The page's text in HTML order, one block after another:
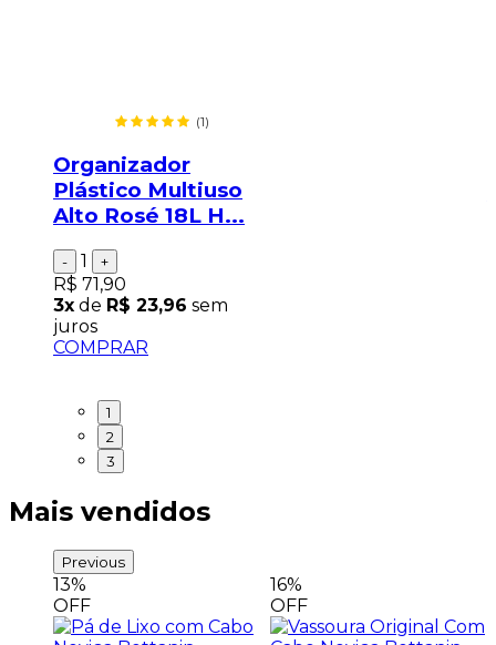
(1)
Organizador
Plástico Multiuso
Alto Rosé 18L H...
- 1 +
R$ 71,90
3x de R$ 23,96 sem
juros
COMPRAR
1
2
3
Mais vendidos
Previous
13%
OFF
16%
OFF